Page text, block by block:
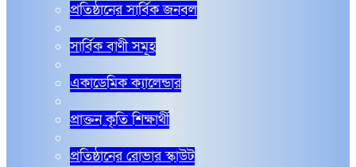
প্রতিষ্ঠানের সার্বিক জনবল
সার্বিক বাণী সমূহ
একাডেমিক ক্যালেন্ডার
প্রাক্তন কৃতি শিক্ষার্থী
প্রতিষ্ঠানের রোভার স্কাউট